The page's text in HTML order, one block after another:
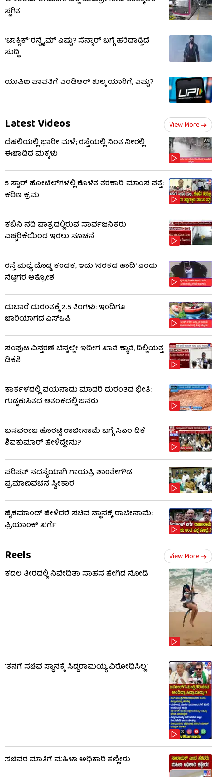
ಸ್ಥಗಿತ
‘ಟಾಕ್ಸಿಕ್’ ರನ್ಟೈಮ್ ಎಷ್ಟು? ಸೆನ್ಸಾರ್ ಬಗ್ಗೆ ಹರಿದಾಡ್ತಿದೆ
ಸುದ್ದಿ
ಯುಪಿಐ ಪಾವತಿಗೆ ಎಂಡಿಆರ್ ಶುಲ್ಕ ಯಾರಿಗೆ, ಎಷ್ಟು?
Latest Videos View More
ದೆಹಲಿಯಲ್ಲಿ ಭಾರೀ ಮಳೆ; ರಸ್ತೆಯಲ್ಲಿ ನಿಂತ ನೀರಲ್ಲಿ
ಈಜಾಡಿದ ಮಕ್ಕಳು
5 ಸ್ಟಾರ್ ಹೋಟೆಲ್​​ಗಳಲ್ಲಿ ಕೊಳೆತ ತರಕಾರಿ, ಮಾಂಸ ಪತ್ತೆ:
ಕಠಿಣ ಕ್ರಮ
ಕಬಿನಿ ನದಿ ಪಾತ್ರದಲ್ಲಿರುವ ಸಾರ್ವಜನಿಕರು
ಎಚ್ಚರಿಕೆಯಿಂದ ಇರಲು ಸೂಚನೆ
ರಸ್ತೆ ಮಧ್ಯೆ ದೊಡ್ಡ ಕಂದಕ; ಇದು 'ನರಕದ ಹಾದಿ' ಎಂದು
ನೆಟ್ಟಿಗರ ಆಕ್ರೋಶ
ದುಬಾರೆ ದುರಂತಕ್ಕೆ 2.5 ತಿಂಗಳು: ಇಂದಿಗೂ
ಜಾರಿಯಾಗದ ಎಸ್‌ಒಪಿ
ಸಂಪುಟ ವಿಸ್ತರಣೆ ಬೆನ್ನಲ್ಲೇ ಇದೀಗ ಖಾತೆ ಕ್ಯಾತೆ, ದಿಲ್ಲಿಯತ್ತ
ಡಿಕೆಶಿ
ಕಾರ್ಕಳದಲ್ಲಿ ವಯನಾಡು ಮಾದರಿ ದುರಂತದ ಭೀತಿ:
ಗುಡ್ಡಕುಸಿತದ ಆತಂಕದಲ್ಲಿ ಜನರು
ಬಸವರಾಜ ಹೊರಟ್ಟಿ ರಾಜೀನಾಮೆ ಬಗ್ಗೆ ಸಿಎಂ ಡಿಕೆ
ಶಿವಕುಮಾರ್ ಹೇಳಿದ್ದೇನು?
ಪರಿಷತ್ ಸದಸ್ಯೆಯಾಗಿ ಗಾಯತ್ರಿ ಶಾಂತೇಗೌಡ
ಪ್ರಮಾಣವಚನ ಸ್ವೀಕಾರ
ಹೈಕಮಾಂಡ್​​ ಹೇಳಿದರೆ ಸಚಿವ ಸ್ಥಾನಕ್ಕೆ ರಾಜೀನಾಮೆ:
ಪ್ರಿಯಾಂಕ್​​ ಖರ್ಗೆ
Reels View More
ಕಡಲ ತೀರದಲ್ಲಿ ನಿವೇದಿತಾ ಸಾಹಸ ಹೇಗಿದೆ ನೋಡಿ
'ತನಗೆ ಸಚಿವ ಸ್ಥಾನಕ್ಕೆ ಸಿದ್ದರಾಮಯ್ಯ ವಿರೋಧಿಸಿಲ್ಲ'
ಸಚಿವರ ಮಾತಿಗೆ ಮಹಿಳಾ ಅಧಿಕಾರಿ ಕಣ್ಣೀರು